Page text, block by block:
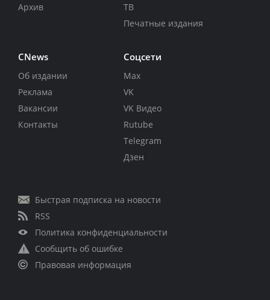
Архив
ТВ
Печатные издания
CNews
Об издании
Реклама
Вакансии
Контакты
Соцсети
Max
VK
VK Видео
Rutube
Telegram
Дзен
Быстрая подписка на новости
RSS
Политика конфиденциальности
Сообщить об ошибке
Правовая информация